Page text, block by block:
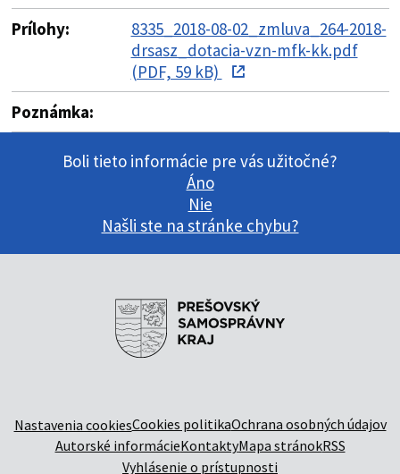
Prílohy:
8335_2018-08-02_zmluva_264-2018-
drsasz_dotacia-vzn-mfk-kk.pdf
(PDF, 59 kB)
Poznámka:
Boli tieto informácie pre vás užitočné?
Áno
Nie
Našli ste na stránke chybu?
Nastavenia cookiesCookies politikaOchrana osobných údajov
Autorské informácieKontaktyMapa stránokRSS
Vyhlásenie o prístupnosti